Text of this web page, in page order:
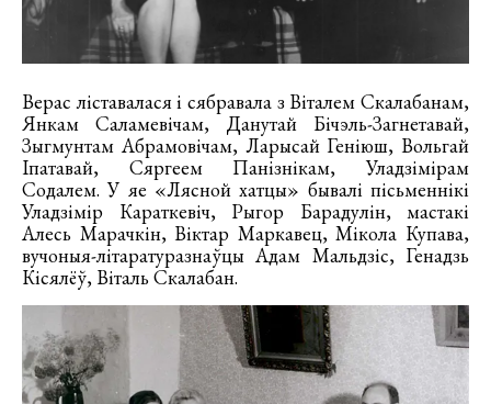
Верас ліставалася і сябравала з Віталем Скалабанам,
Янкам Саламевічам, Данутай Бічэль-Загнетавай,
Зыгмунтам Абрамовічам, Ларысай Геніюш, Вольгай
Іпатавай, Сяргеем Панізнікам, Уладзімірам
Содалем. У яе «Лясной хатцы» бывалі пісьменнікі
Уладзімір Караткевіч, Рыгор Барадулін, мастакі
Алесь Марачкін, Віктар Маркавец, Мікола Купава,
вучоныя-літаратуразнаўцы Адам Мальдзіс, Генадзь
Кісялёў, Віталь Скалабан.